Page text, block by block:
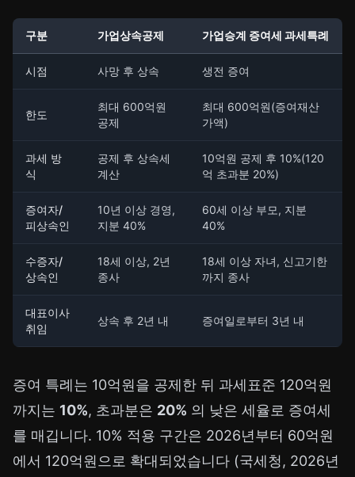
구분 가업상속공제 가업승계 증여세 과세특례
시점 사망 후 상속 생전 증여
한도
최대 600억원
공제
최대 600억원(증여재산
가액)
과세 방
식
공제 후 상속세
계산
10억원 공제 후 10%(120
억 초과분 20%)
증여자/
피상속인
10년 이상 경영,
지분 40%
60세 이상 부모, 지분
40%
수증자/
상속인
18세 이상, 2년
종사
18세 이상 자녀, 신고기한
까지 종사
대표이사
취임
상속 후 2년 내 증여일로부터 3년 내
증여 특례는 10억원을 공제한 뒤 과세표준 120억원
까지는 10%, 초과분은 20% 의 낮은 세율로 증여세
를 매깁니다. 10% 적용 구간은 2026년부터 60억원
에서 120억원으로 확대되었습니다 (국세청, 2026년